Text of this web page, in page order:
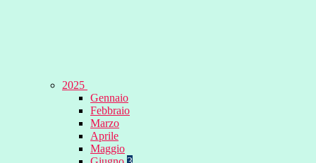
2025
Gennaio
Febbraio
Marzo
Aprile
Maggio